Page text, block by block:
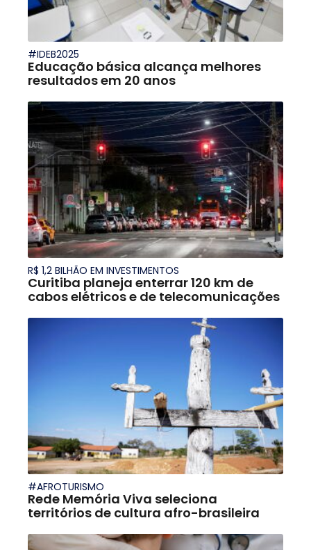
#IDEB2025
Educação básica alcança melhores
resultados em 20 anos
R$ 1,2 BILHÃO EM INVESTIMENTOS
Curitiba planeja enterrar 120 km de
cabos elétricos e de telecomunicações
#AFROTURISMO
Rede Memória Viva seleciona
territórios de cultura afro-brasileira